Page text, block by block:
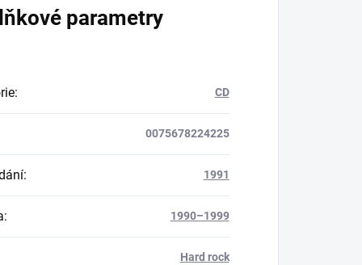
parametry
: CD
0075678224225
: 1991
: 1990–1999
Hard rock